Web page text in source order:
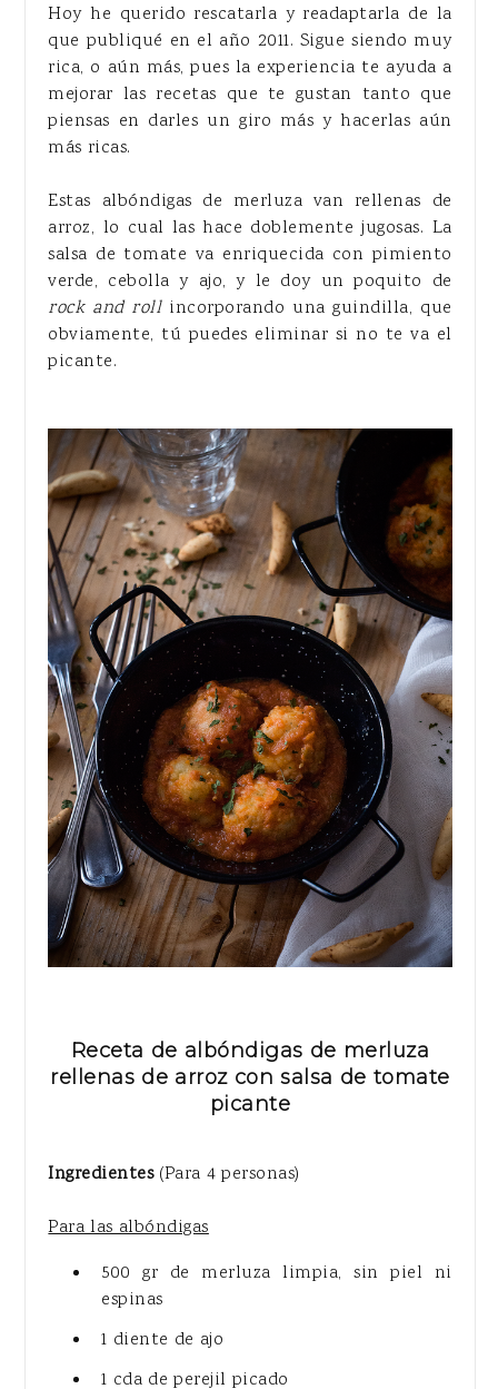
Hoy he querido rescatarla y readaptarla de la
que publiqué en el año 2011. Sigue siendo muy
rica, o aún más, pues la experiencia te ayuda a
mejorar las recetas que te gustan tanto que
piensas en darles un giro más y hacerlas aún
más ricas.
Estas albóndigas de merluza van rellenas de
arroz, lo cual las hace doblemente jugosas. La
salsa de tomate va enriquecida con pimiento
verde, cebolla y ajo, y le doy un poquito de
rock and roll incorporando una guindilla, que
obviamente, tú puedes eliminar si no te va el
picante.
Receta de albóndigas de merluza
rellenas de arroz con salsa de tomate
picante
Ingredientes (Para 4 personas)
Para las albóndigas
500 gr de merluza limpia, sin piel ni
espinas
1 diente de ajo
1 cda de perejil picado